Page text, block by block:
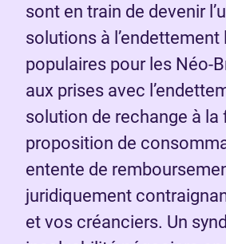
sont en train de devenir
solutions à l’endettement
populaires pour les Néo-
aux prises avec
solution de rechange à la
proposition de
entente de
juridiquement
et vos créanciers. Un